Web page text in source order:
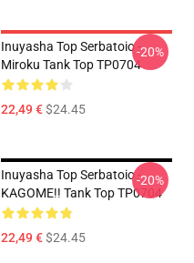
Inuyasha Top Serbatoio -
Miroku Tank Top TP0704
22,49 €$24.45
-20%
Inuyasha Top Serbatoio -
KAGOME!! Tank Top TP0704
22,49 €$24.45
-20%